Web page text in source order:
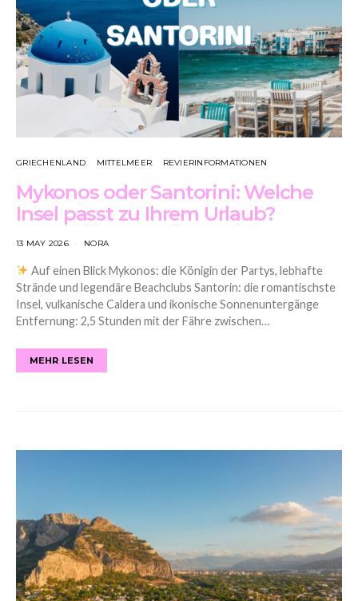
GRIECHENLAND MITTELMEER REVIERINFORMATIONEN
Mykonos oder Santorini: Welche
Insel passt zu Ihrem Urlaub?
13 MAY 2026 NORA
Auf einen Blick Mykonos: die Königin der Partys, lebhafte
Strände und legendäre Beachclubs Santorin: die romantischste
Insel, vulkanische Caldera und ikonische Sonnenuntergänge
Entfernung: 2,5 Stunden mit der Fähre zwischen…
MEHR LESEN